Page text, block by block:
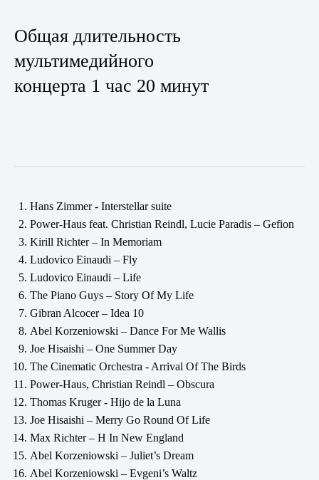
Общая длительность
мультимедийного
концерта 1 час 20 минут
Hans Zimmer - Interstellar suite
Power-Haus feat. Christian Reindl, Lucie Paradis – Gefion
Kirill Richter – In Memoriam
Ludovico Einaudi – Fly
Ludovico Einaudi – Life
The Piano Guys – Story Of My Life
Gibran Alcocer – Idea 10
Abel Korzeniowski – Dance For Me Wallis
Joe Hisaishi – One Summer Day
The Cinematic Orchestra - Arrival Of The Birds
Power-Haus, Christian Reindl – Obscura
Thomas Kruger - Hijo de la Luna
Joe Hisaishi – Merry Go Round Of Life
Max Richter – H In New England
Abel Korzeniowski – Juliet’s Dream
Abel Korzeniowski – Evgeni’s Waltz